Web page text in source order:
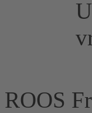
ROOS